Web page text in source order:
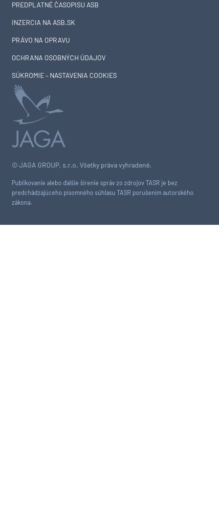
© JAGA GROUP, s.r.o. Všetky práva vyhradené.
Publikovanie alebo ďalšie šírenie správ zo zdrojov TASR je bez
predchádzajúceho písomného súhlasu TASR porušením autorského
zákona.
PREDPLATNÉ ČASOPISU ASB
INZERCIA NA ASB.SK
PRÁVO NA OPRAVU
OCHRANA OSOBNÝCH ÚDAJOV
SÚKROMIE – NASTAVENIA COOKIES